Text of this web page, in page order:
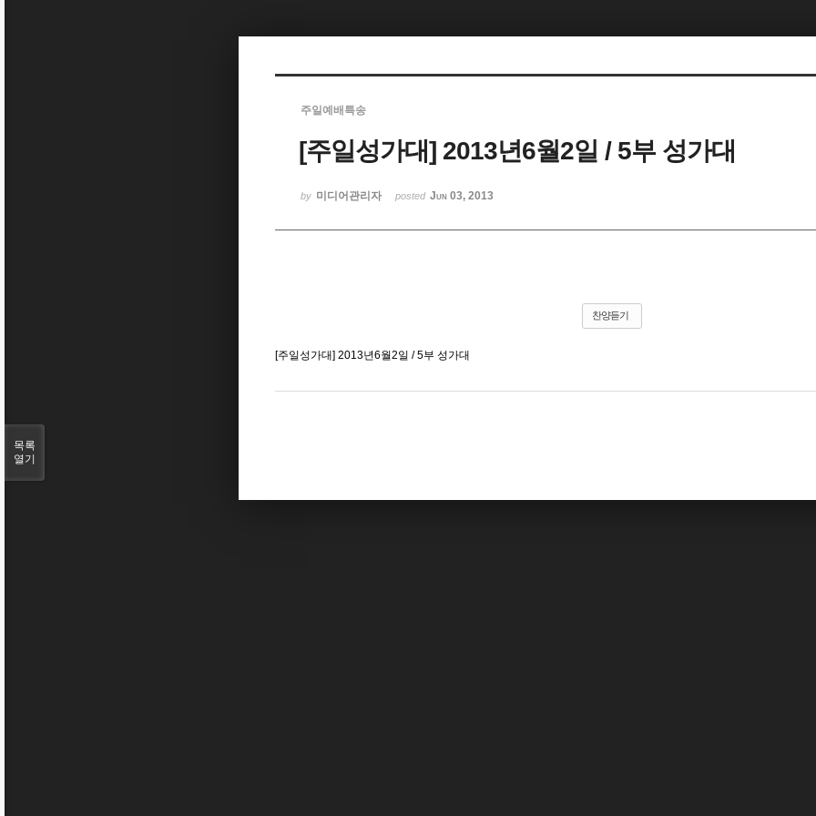
주일예배특송
[주일성가대] 2013년6월2일 / 5부 성가대
by 미디어관리자 posted Jun 03, 2013
찬양듣기
[주일성가대] 2013년6월2일 / 5부 성가대
목록
열기
Sketchbook5, 스케치북5
Sketchbook5, 스케치북5